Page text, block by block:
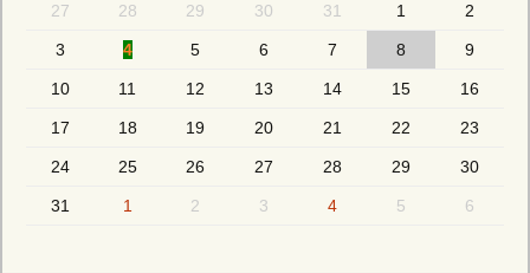
27 28 29 30 31 1 2
3 4 5 6 7 8 9
10 11 12 13 14 15 16
17 18 19 20 21 22 23
24 25 26 27 28 29 30
31 1 2 3 4 5 6